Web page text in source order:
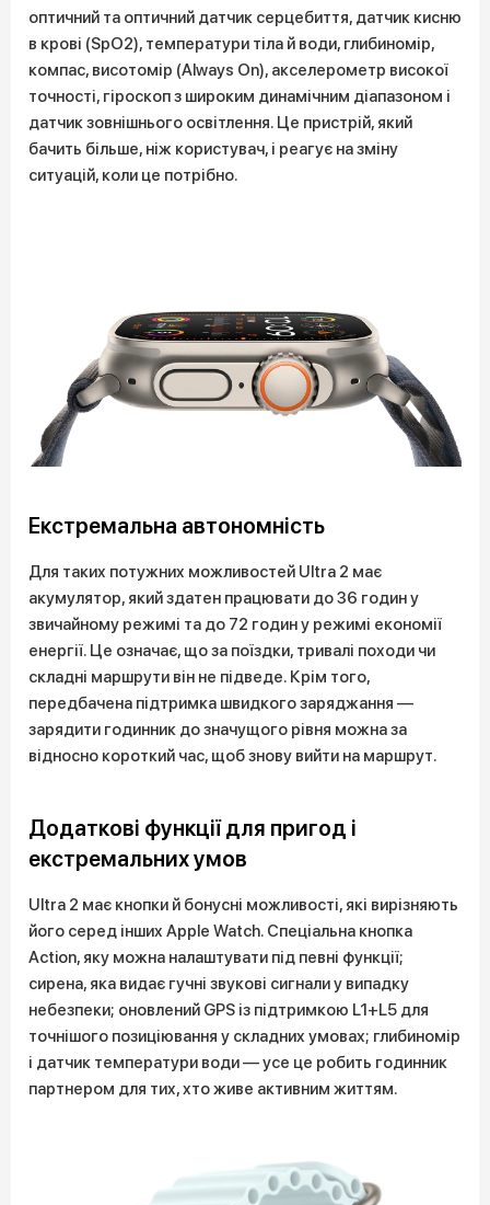
оптичний та оптичний датчик серцебиття, датчик кисню
в крові (SpO2), температури тіла й води, глибиномір,
компас, висотомір (Always On), акселерометр високої
точності, гіроскоп з широким динамічним діапазоном і
датчик зовнішнього освітлення. Це пристрій, який
бачить більше, ніж користувач, і реагує на зміну
ситуацій, коли це потрібно.
Екстремальна автономність
Для таких потужних можливостей Ultra 2 має
акумулятор, який здатен працювати до 36 годин у
звичайному режимі та до 72 годин у режимі економії
енергії. Це означає, що за поїздки, тривалі походи чи
складні маршрути він не підведе. Крім того,
передбачена підтримка швидкого заряджання —
зарядити годинник до значущого рівня можна за
відносно короткий час, щоб знову вийти на маршрут.
Додаткові функції для пригод і
екстремальних умов
Ultra 2 має кнопки й бонусні можливості, які вирізняють
його серед інших Apple Watch. Спеціальна кнопка
Action, яку можна налаштувати під певні функції;
сирена, яка видає гучні звукові сигнали у випадку
небезпеки; оновлений GPS із підтримкою L1+L5 для
точнішого позиціювання у складних умовах; глибиномір
і датчик температури води — усе це робить годинник
партнером для тих, хто живе активним життям.